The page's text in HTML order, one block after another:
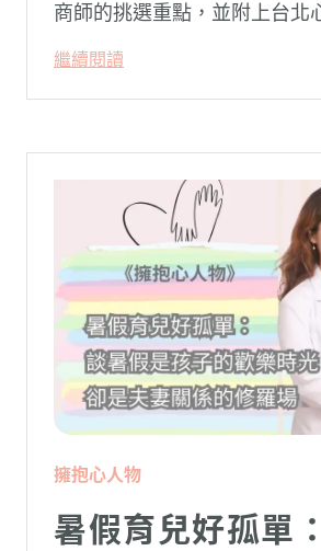
商師的挑選重點，並附上台北
理，陪你面對情緒困擾找回生
繼續閱讀
擁抱心人物
暑假育兒好孤單